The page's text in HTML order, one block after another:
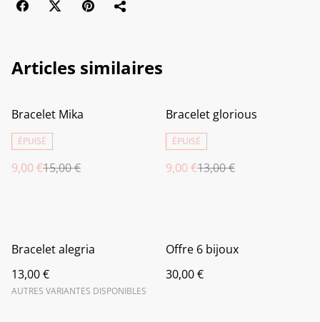
Articles similaires
%
Bracelet Mika
ÉPUISÉ
9,00 €15,00 €
%
Bracelet glorious
ÉPUISÉ
9,00 €13,00 €
Bracelet alegria
13,00 €
AUTRES VARIANTES DISPONIBLES
Offre 6 bijoux
30,00 €